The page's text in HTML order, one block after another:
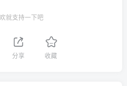
就支持一下吧
分享 收藏